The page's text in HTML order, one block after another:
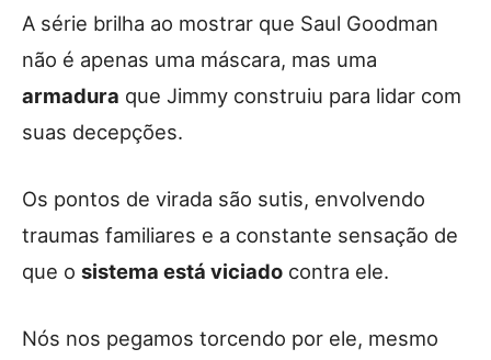
A série brilha ao mostrar que Saul Goodman
não é apenas uma máscara, mas uma
armadura que Jimmy construiu para lidar com
suas decepções.
Os pontos de virada são sutis, envolvendo
traumas familiares e a constante sensação de
que o sistema está viciado contra ele.
Nós nos pegamos torcendo por ele, mesmo